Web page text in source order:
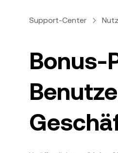
Support-Center
Bonus-